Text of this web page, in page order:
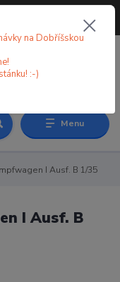
Menu
I Ausf. B 1/35
I Ausf. B
na Dobříšskou
:-)